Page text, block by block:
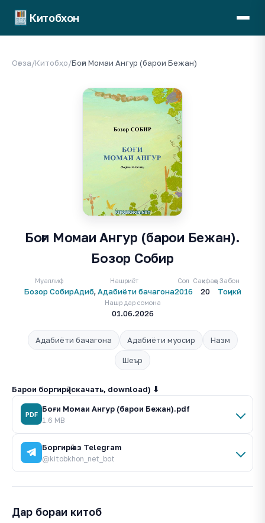
Китобхон
Оғоза/Китобҳо/Боғи Момаи Ангур (барои Бежан)
Барои боргирӣ (скачать, download) ⬇
PDF
Боғи Момаи Ангур (барои Бежан).pdf
1.6 MB
Боргирӣ аз Telegram
@kitobkhon_net_bot
Боғи Момаи Ангур (барои Бежан).
Бозор Собир
Муаллиф
Бозор Собир
Нашриёт
Адиб,Адабиёти бачагона
Сол
2016
Саҳифаҳо
20
Забон
Тоҷикӣ
Нашр дар сомона
01.06.2026
Адабиёти бачагона Адабиёти муосир Назм
Шеър
Дар бораи китоб